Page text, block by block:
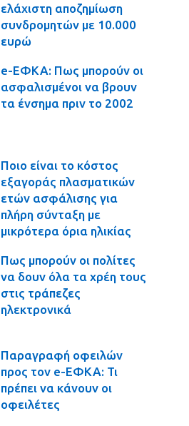
ελάχιστη αποζημίωση
συνδρομητών με 10.000
ευρώ
e-ΕΦΚΑ: Πως μπορούν οι
ασφαλισμένοι να βρουν
τα ένσημα πριν το 2002
Ποιο είναι το κόστος
εξαγοράς πλασματικών
ετών ασφάλισης για
πλήρη σύνταξη με
μικρότερα όρια ηλικίας
Πως μπορούν οι πολίτες
να δουν όλα τα χρέη τους
στις τράπεζες
ηλεκτρονικά
Παραγραφή οφειλών
προς τον e-ΕΦΚΑ: Τι
πρέπει να κάνουν οι
οφειλέτες